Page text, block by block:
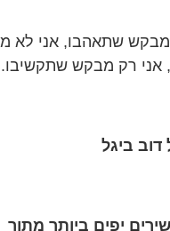
מבקש שתאהבו, אני לא
אני רק מבקש שתקשיבו.
דוב ביגל
יפים ביותר מתוך